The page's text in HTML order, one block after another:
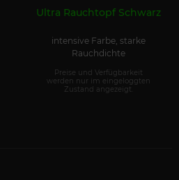
Ultra Rauchtopf Schwarz
intensive Farbe, starke
Rauchdichte
Preise und Verfügbarkeit
werden nur im eingeloggten
Zustand angezeigt.